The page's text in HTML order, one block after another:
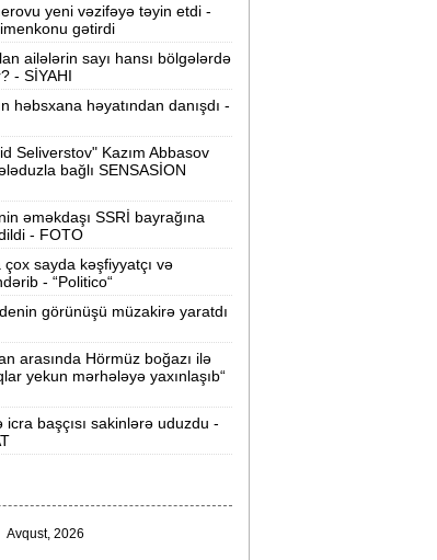
yanğın məhdudlaşdırıldı
Azərbaycana hansı
və neçəyə gətirilib -
son görünüşü diqqət
min manatlıq naqil
şəxs tutuldu -VİDEO
yeni vəzifə verildi -
Sərəncam imzaladı
qadın qətlə yetirildi -Şübhəli
isti olacaq -Sabaha olan
bu səfirlərin yerini dəyişdi -
yeni vəzifəyə təyin etdi -
gətirdi
ailələrin sayı hansı bölgələrdə
- SİYAHI
həbsxana həyatından danışdı -
Seliverstov" Kazım Abbasov
bağlı SENSASİON
əməkdaşı SSRİ bayrağına
- FOTO
çox sayda kəşfiyyatçı və
- “Politico“
görünüşü müzakirə yaratdı
arasında Hörmüz boğazı ilə
yekun mərhələyə yaxınlaşıb“
icra başçısı sakinlərə uduzdu -
Avqust, 2026